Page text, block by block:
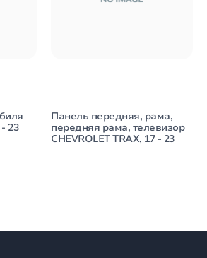
23
Панель передняя, рама,
передняя рама, телевизор
CHEVROLET TRAX, 17 - 23